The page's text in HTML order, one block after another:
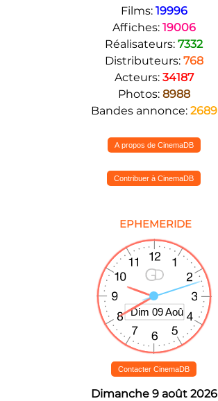
Films: 19996
Affiches: 19006
Réalisateurs: 7332
Distributeurs: 768
Acteurs: 34187
Photos: 8988
Bandes annonce: 2689
A propos de CinemaDB
Contribuer à CinemaDB
EPHEMERIDE
Contacter CinemaDB
Dimanche 9 août 2026